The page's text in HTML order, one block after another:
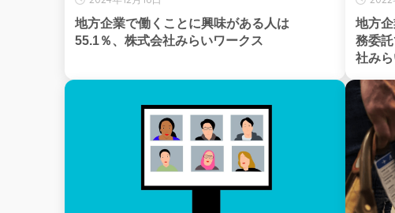
地方企業で働くことに興味がある人は
55.1％、株式会社みらいワークス
地方
務委
社み